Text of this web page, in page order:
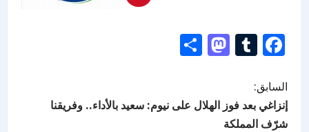
Facebook
Tumblr
Mastodon
السابق:
إنزاغي بعد فوز الهلال على نيوم: سعيد بالأداء.. وفريقنا
شرّف المملكة